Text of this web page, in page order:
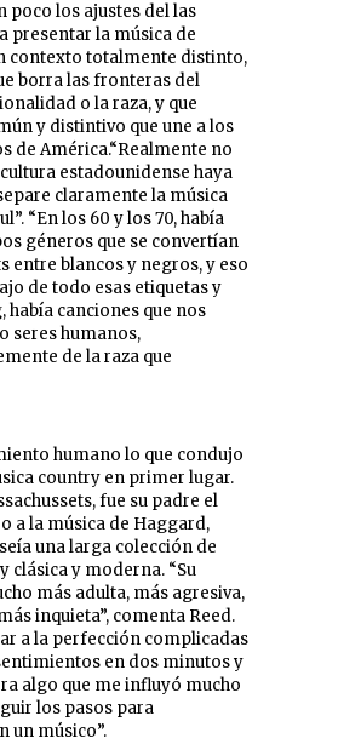
poco los ajustes del las
presentar la música de
contexto totalmente distinto,
borra las fronteras del
o la raza, y que
y distintivo que une a los
de América.“Realmente no
estadounidense haya
claramente la música
“En los 60 y los 70, había
géneros que se convertían
entre blancos y negros, y eso
de todo esas etiquetas y
había canciones que nos
seres humanos,
de la raza que
humano lo que condujo
country en primer lugar.
fue su padre el
a la música de Haggard,
una larga colección de
clásica y moderna. “Su
más adulta, más agresiva,
inquieta”, comenta Reed.
a la perfección complicadas
en dos minutos y
algo que me influyó mucho
los pasos para
un músico”.